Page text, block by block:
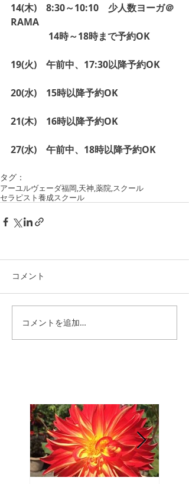
14(木)　8:30～10:10　少人数ヨーガ＠
RAMA
14時～18時まで予約OK
19(火)　午前中、17:30以降予約OK
20(水)　15時以降予約OK
21(木)　16時以降予約OK
27(水)　午前中、18時以降予約OK
タグ：
アーユルヴェーダ福岡,天神,薬院,スクール
セラピスト養成スクール
コメント
コメントを追加…